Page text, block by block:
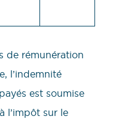
de rémunération
l’indemnité
est soumise
l’impôt sur le